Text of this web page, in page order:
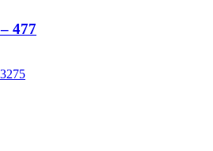
477